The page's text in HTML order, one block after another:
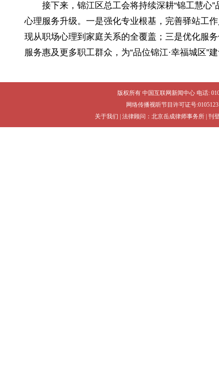
接下来，锦江区总工会将持续深耕“锦工慧心
心理服务升级。一是强化专业根基，完善驿站工
现从职场心理到家庭关系的全覆盖；三是优化服
服务惠及更多职工群众，为“品位锦江·幸福城区”